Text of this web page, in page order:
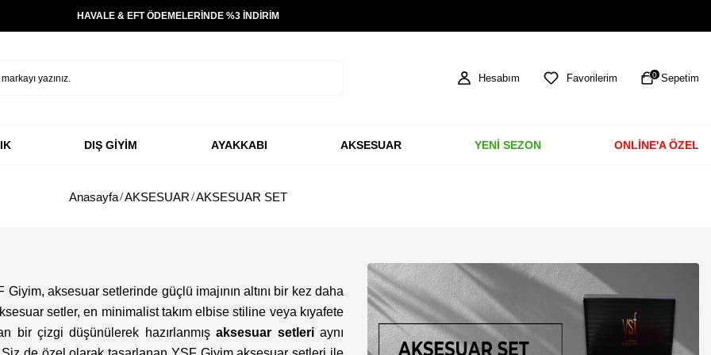
HAVALE & EFT ÖDEMELERİNDE %3 İNDİRİM
Hesabım Favorilerim 0 Sepetim
DIŞ GİYİM AYAKKABI AKSESUAR YENİ SEZON ONLİNE'A ÖZEL
Anasayfa AKSESUAR AKSESUAR SET
aksesuar setlerinde güçlü imajının altını bir kez daha
setler, en minimalist takım elbise stiline veya kıyafete
bir çizgi düşünülerek hazırlanmışaksesuar setleriaynı